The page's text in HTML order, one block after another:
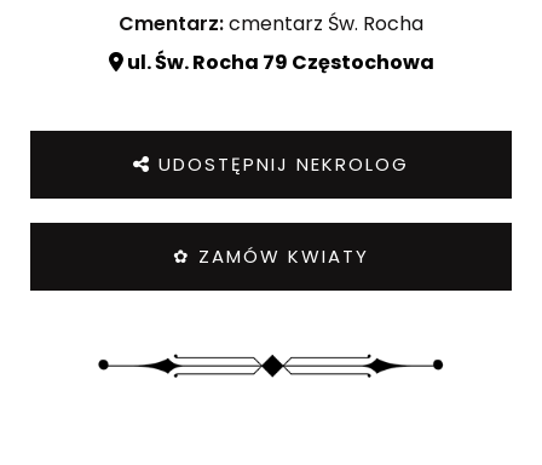
Cmentarz:cmentarz Św. Rocha
ul. Św. Rocha 79 Częstochowa
UDOSTĘPNIJ NEKROLOG
✿ ZAMÓW KWIATY